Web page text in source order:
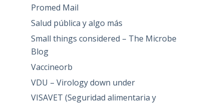
Promed Mail
Salud pública y algo más
Small things considered – The Microbe
Blog
Vaccineorb
VDU – Virology down under
VISAVET (Seguridad alimentaria y